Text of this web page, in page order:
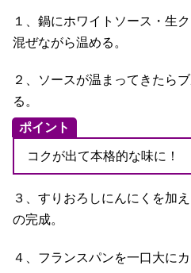
１、鍋にホワイトソース・生
混ぜながら温める。
２、ソースが温まってきたら
る。
ポイント
コクが出て本格的な味に！
３、すりおろしにんにくを加
の完成。
４、フランスパンを一口大に